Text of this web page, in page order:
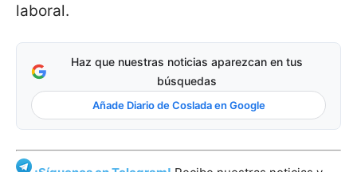
laboral.
Haz que nuestras noticias aparezcan en tus
búsquedas
Añade Diario de Coslada en Google